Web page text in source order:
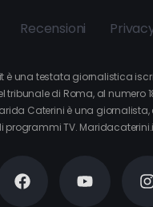
Recensioni
è una testata giornalistica
tribunale di Roma, al numero
Caterini è una
programmi TV.